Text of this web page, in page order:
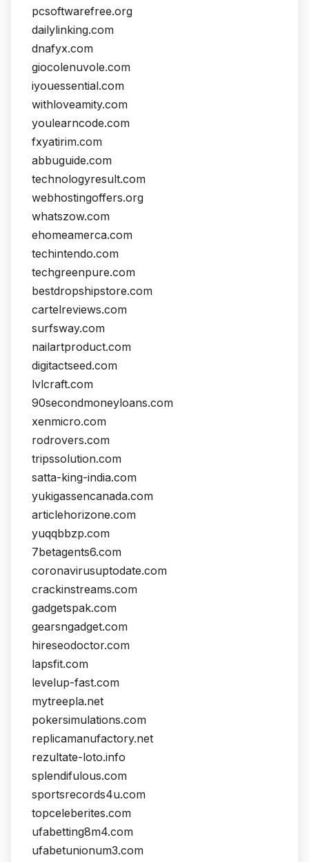
pcsoftwarefree.org
dailylinking.com
dnafyx.com
giocolenuvole.com
iyouessential.com
withloveamity.com
youlearncode.com
fxyatirim.com
abbuguide.com
technologyresult.com
webhostingoffers.org
whatszow.com
ehomeamerca.com
techintendo.com
techgreenpure.com
bestdropshipstore.com
cartelreviews.com
surfsway.com
nailartproduct.com
digitactseed.com
lvlcraft.com
90secondmoneyloans.com
xenmicro.com
rodrovers.com
tripssolution.com
satta-king-india.com
yukigassencanada.com
articlehorizone.com
yuqqbbzp.com
7betagents6.com
coronavirusuptodate.com
crackinstreams.com
gadgetspak.com
gearsngadget.com
hireseodoctor.com
lapsfit.com
levelup-fast.com
mytreepla.net
pokersimulations.com
replicamanufactory.net
rezultate-loto.info
splendifulous.com
sportsrecords4u.com
topceleberites.com
ufabetting8m4.com
ufabetunionum3.com